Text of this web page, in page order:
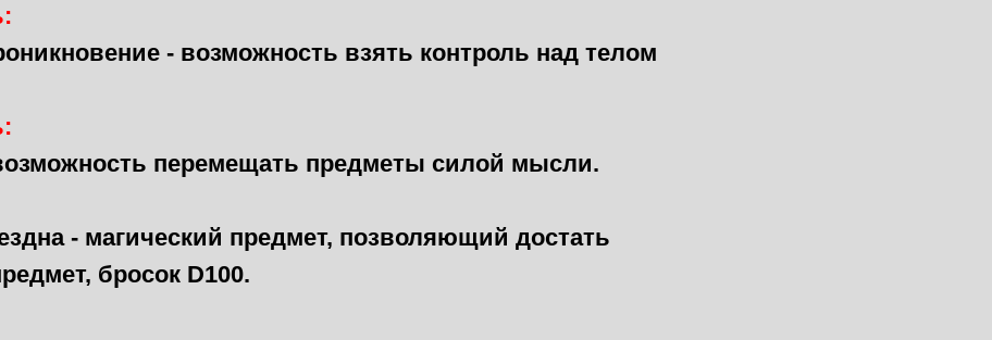
- возможность взять контроль над телом
перемещать предметы силой мысли.
- магический предмет, позволяющий достать
бросок D100.